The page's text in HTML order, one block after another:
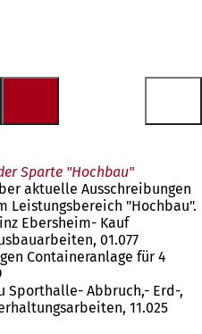
Sparte "Hochbau"
aktuelle Ausschreibungen
Leistungsbereich "Hochbau".
Ebersheim- Kauf
01.077
Containeranlage für 4
Sporthalle- Abbruch,- Erd-,
11.025